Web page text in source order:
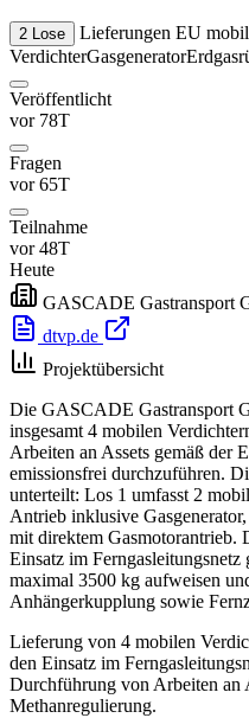
2 Lose Lieferungen EU
VerdichterGasgenerator
Veröffentlicht
vor 78T
Fragen
vor 65T
Teilnahme
vor 48T
Heute
GASCADE Gastransport
dtvp.de
Projektübersicht
Die GASCADE Gastransport
insgesamt 4 mobilen
Arbeiten an Assets gemäß der
emissionsfrei durchzuführen.
unterteilt: Los 1 umfasst 2
Antrieb inklusive
mit direktem Gasmotorantrieb.
Einsatz im
maximal 3500 kg aufweisen
Anhängerkupplung sowie
Lieferung von 4 mobilen
den Einsatz im
Durchführung von Arbeiten an
Methanregulierung.